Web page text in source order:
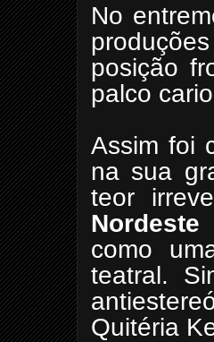
No
posição
palco
Assim foi
na sua
teor
Nordeste
como
teatral.
Quitéria